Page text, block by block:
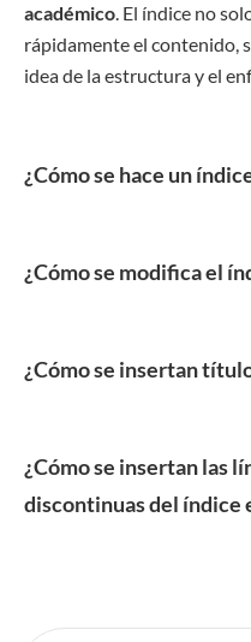
académico. El índice no
rápidamente el contenido,
idea de la estructura y el
¿Cómo se hace un
¿Cómo se modifica el
¿Cómo se insertan
¿Cómo se insertan las
discontinuas del índice